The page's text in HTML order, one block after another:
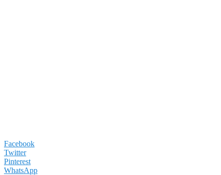
Facebook
Twitter
Pinterest
WhatsApp